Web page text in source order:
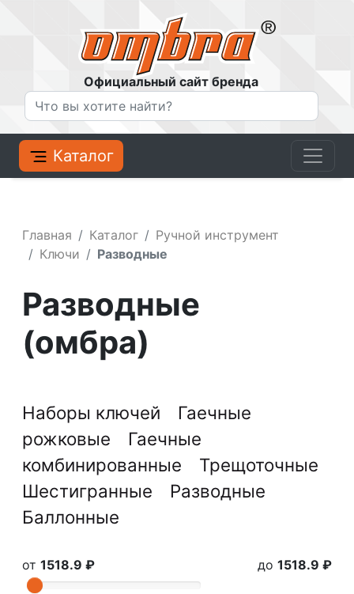
Официальный сайт бренда
Каталог
Главная Каталог
Ручной инструмент
Ключи
Разводные
Разводные
(омбра)
Наборы ключей
Гаечные
рожковые
Гаечные
комбинированные
Трещоточные
Шестигранные
Разводные
Баллонные
от1518.9 ₽ до 1518.9 ₽